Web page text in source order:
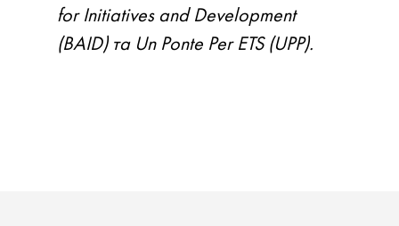
for Initiatives and Development
(BAID) та Un Ponte Per ETS (UPP).